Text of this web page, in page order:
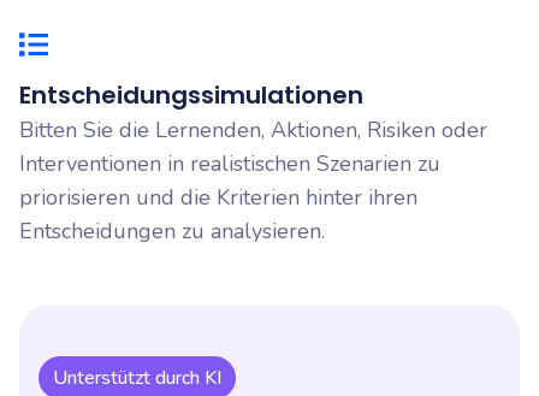
Entscheidungssimulationen
Bitten Sie die Lernenden, Aktionen, Risiken oder
Interventionen in realistischen Szenarien zu
priorisieren und die Kriterien hinter ihren
Entscheidungen zu analysieren.
Unterstützt durch KI